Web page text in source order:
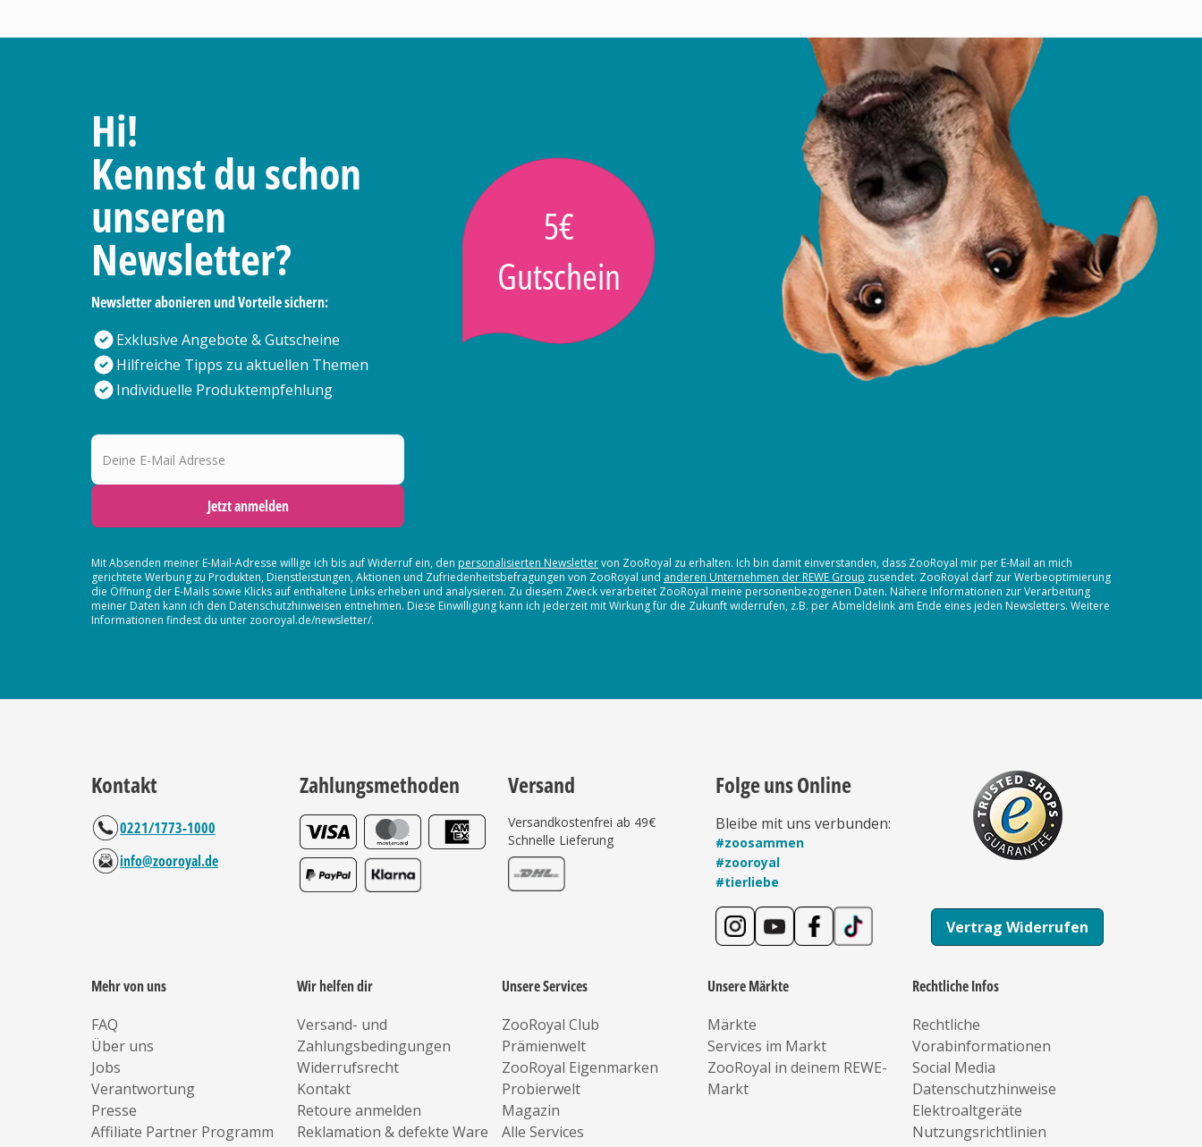
Hi!
Kennst du schon
unseren
Newsletter?
Newsletter abonieren und Vorteile sichern:
Exklusive Angebote & Gutscheine
Hilfreiche Tipps zu aktuellen Themen
Individuelle Produktempfehlung
5€
Gutschein
Deine E-Mail Adresse
Jetzt anmelden
Mit Absenden meiner E-Mail-Adresse willige ich bis auf Widerruf ein, den personalisierten Newslettervon ZooRoyal zu erhalten. Ich bin damit einverstanden, dass ZooRoyal mir per E-Mail an mich
gerichtete Werbung zu Produkten, Dienstleistungen, Aktionen und Zufriedenheitsbefragungen von ZooRoyal und anderen Unternehmen der REWE Group zusendet. ZooRoyal darf zur Werbeoptimierung
die Öffnung der E-Mails sowie Klicks auf enthaltene Links erheben und analysieren. Zu diesem Zweck verarbeitet ZooRoyal meine personenbezogenen Daten. Nähere Informationen zur Verarbeitung
meiner Daten kann ich den Datenschutzhinweisen entnehmen. Diese Einwilligung kann ich jederzeit mit Wirkung für die Zukunft widerrufen, z.B. per Abmeldelink am Ende eines jeden Newsletters. Weitere
Informationen findest du unter zooroyal.de/newsletter/.
Kontakt
0221/1773-1000
info@zooroyal.de
Zahlungsmethoden Versand
Versandkostenfrei ab 49€
Schnelle Lieferung
Folge uns Online
Bleibe mit uns verbunden:
#zoosammen
#zooroyal
#tierliebe
Vertrag Widerrufen
Mehr von uns
FAQ
Über uns
Jobs
Verantwortung
Presse
Affiliate Partner Programm
Wir helfen dir
Versand- und
Zahlungsbedingungen
Widerrufsrecht
Kontakt
Retoure anmelden
Reklamation & defekte Ware
Unsere Services
ZooRoyal Club
Prämienwelt
ZooRoyal Eigenmarken
Probierwelt
Magazin
Alle Services
Unsere Märkte
Märkte
Services im Markt
ZooRoyal in deinem REWE-
Markt
Rechtliche Infos
Rechtliche
Vorabinformationen
Social Media
Datenschutzhinweise
Elektroaltgeräte
Nutzungsrichtlinien